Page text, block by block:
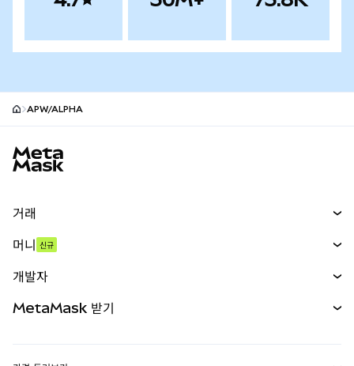
APW/ALPHA
거래
무기한 선물
실물자산
머니 신규
개발자
MetaMask 받기